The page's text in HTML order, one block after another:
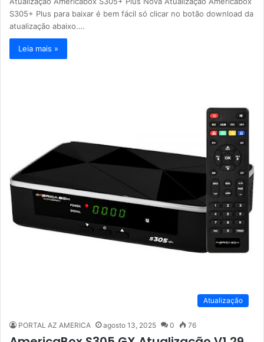
S305+ Plus para baixar é bem fácil só clicar no botão download da
atualização abaixo.…
Leia mais »
Atualização
PORTAL AZ AMERICA agosto 13, 2025 0 76